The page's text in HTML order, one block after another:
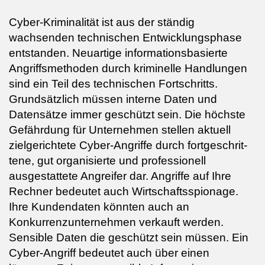
Cyber-Kriminalität ist aus der ständig
wachsenden technischen Entwicklungsphase
entstanden. Neuartige informationsbasierte
Angriffsmethoden durch kriminelle Handlungen
sind ein Teil des technischen Fortschritts.
Grundsätzlich müssen interne Daten und
Datensätze immer geschützt sein. Die höchste
Gefährdung für Unternehmen stellen aktuell
zielgerichtete Cyber-Angriffe durch fortgeschrit­
tene, gut organisierte und professionell
ausgestattete Angreifer dar. Angriffe auf Ihre
Rechner bedeutet auch Wirtschaftsspionage.
Ihre Kundendaten könnten auch an
Konkurrenzunternehmen verkauft werden.
Sensible Daten die geschützt sein müssen. Ein
Cyber-Angriff bedeutet auch über einen